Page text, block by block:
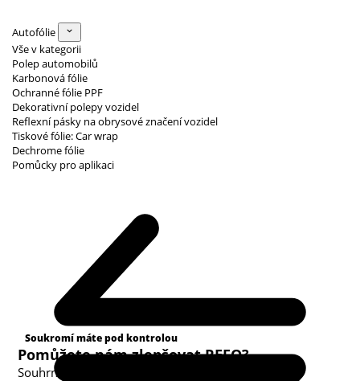
Autofólie
Vše v kategorii
Polep automobilů
Karbonová fólie
Ochranné fólie PPF
Dekorativní polepy vozidel
Reflexní pásky na obrysové značení vozidel
Tiskové fólie: Car wrap
Dechrome fólie
Pomůcky pro aplikaci
Soukromí máte pod kontrolou
Pomůžete nám zlepšovat REFO?
Souhrnná analytika nám ukazuje, co v obchodě
Kategorie cookies